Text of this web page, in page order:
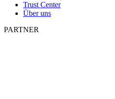
Trust Center
Über uns
PARTNER